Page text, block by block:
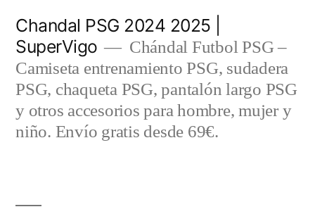
contenido
Chandal PSG 2024 2025 |
SuperVigo
Chándal Futbol PSG –
Camiseta entrenamiento PSG, sudadera
PSG, chaqueta PSG, pantalón largo PSG
y otros accesorios para hombre, mujer y
niño. Envío gratis desde 69€.